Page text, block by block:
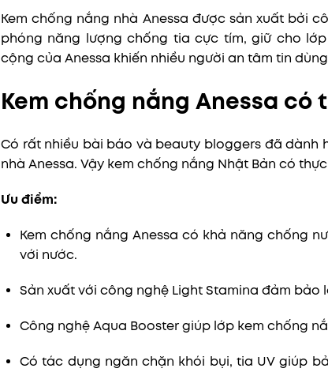
Kem chống nắng nhà Anessa được sản xuất bởi
phóng năng lượng chống tia cực tím, giữ cho
cộng của Anessa khiến nhiều người an tâm tin
Kem chống nắng Anessa có
Có rất nhiều bài báo và beauty bloggers đã dành
nhà Anessa. Vậy kem chống nắng Nhật Bản có
Ưu điểm:
Kem chống nắng Anessa có khả năng chống
với nước.
Sản xuất với công nghệ Light Stamina đảm
Công nghệ Aqua Booster giúp lớp kem chống
Có tác dụng ngăn chặn khói bụi, tia UV giúp